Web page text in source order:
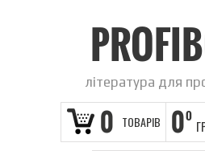
література для
0 ТОВАРІВ 00